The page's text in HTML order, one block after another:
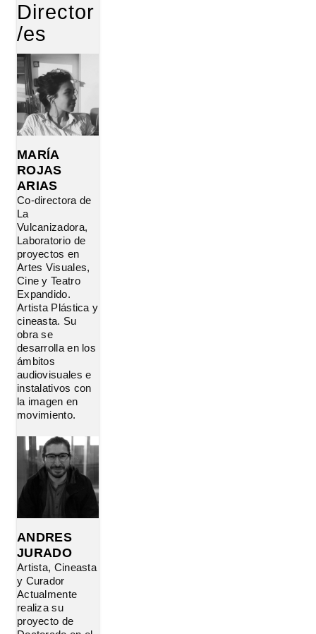
Director
/es
MARÍA
ROJAS
ARIAS
Co-directora de
La
Vulcanizadora,
Laboratorio de
proyectos en
Artes Visuales,
Cine y Teatro
Expandido.
Artista Plástica y
cineasta. Su
obra se
desarrolla en los
ámbitos
audiovisuales e
instalativos con
la imagen en
movimiento.
ANDRES
JURADO
Artista, Cineasta
y Curador
Actualmente
realiza su
proyecto de